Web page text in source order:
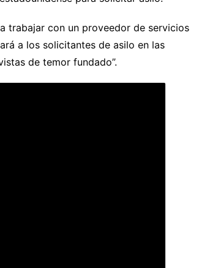
trabajar con un proveedor de servicios
a los solicitantes de asilo en las
de temor fundado”.